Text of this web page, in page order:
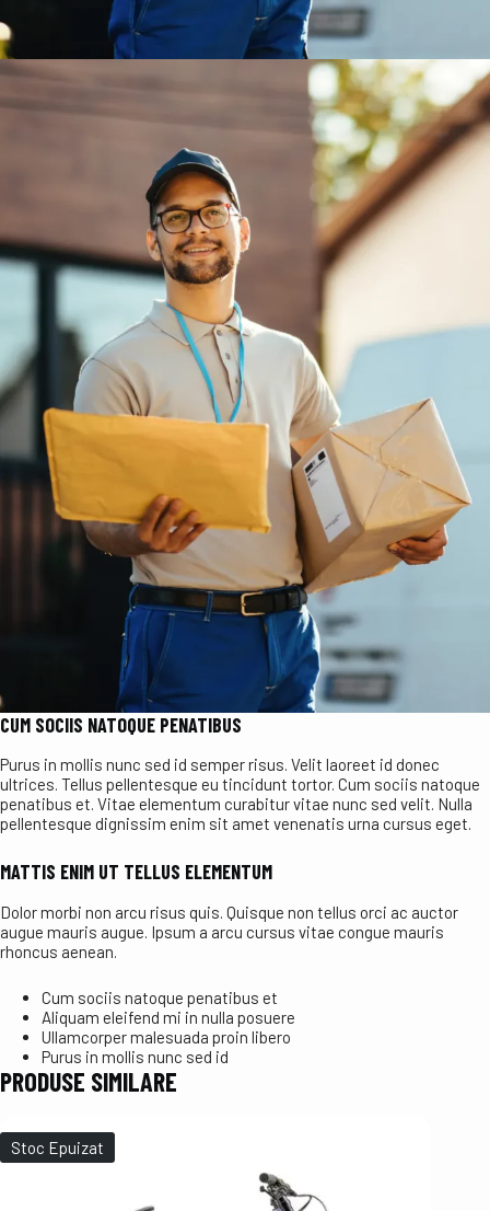
CUM SOCIIS NATOQUE PENATIBUS
Purus in mollis nunc sed id semper risus. Velit laoreet id donec
ultrices. Tellus pellentesque eu tincidunt tortor. Cum sociis natoque
penatibus et. Vitae elementum curabitur vitae nunc sed velit. Nulla
pellentesque dignissim enim sit amet venenatis urna cursus eget.
MATTIS ENIM UT TELLUS ELEMENTUM
Dolor morbi non arcu risus quis. Quisque non tellus orci ac auctor
augue mauris augue. Ipsum a arcu cursus vitae congue mauris
rhoncus aenean.
Cum sociis natoque penatibus et
Aliquam eleifend mi in nulla posuere
Ullamcorper malesuada proin libero
Purus in mollis nunc sed id
PRODUSE SIMILARE
Stoc Epuizat